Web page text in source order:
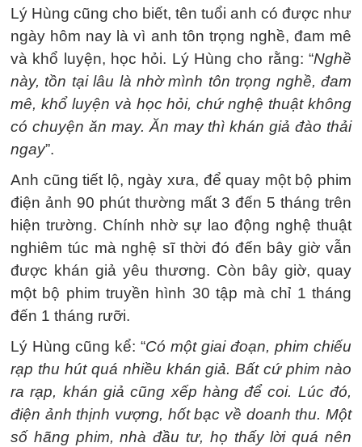
Lý Hùng cũng cho biết, tên tuổi anh có được như
ngày hôm nay là vì anh tôn trọng nghề, đam mê
và khổ luyện, học hỏi. Lý Hùng cho rằng: “Nghề
này, tồn tại lâu là nhờ mình tôn trọng nghề, đam
mê, khổ luyện và học hỏi, chứ nghệ thuật không
có chuyện ăn may. Ăn may thì khán giả đào thải
ngay”.
Anh cũng tiết lộ, ngày xưa, để quay một bộ phim
điện ảnh 90 phút thường mất 3 đến 5 tháng trên
hiện trường. Chính nhờ sự lao động nghệ thuật
nghiêm túc mà nghệ sĩ thời đó đến bây giờ vẫn
được khán giả yêu thương. Còn bây giờ, quay
một bộ phim truyền hình 30 tập mà chỉ 1 tháng
đến 1 tháng rưỡi.
Lý Hùng cũng kể: “Có một giai đoạn, phim chiếu
rạp thu hút quá nhiều khán giả. Bất cứ phim nào
ra rạp, khán giả cũng xếp hàng để coi. Lúc đó,
điện ảnh thịnh vượng, hốt bạc về doanh thu. Một
số hãng phim, nhà đầu tư, họ thấy lời quá nên